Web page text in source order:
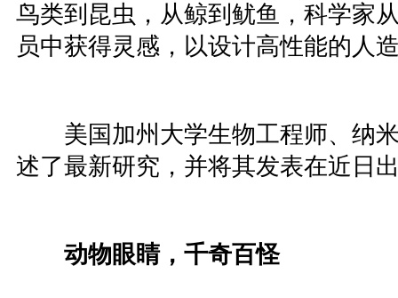
鸟类到昆虫，从鲸到鱿鱼，科学家
员中获得灵感，以设计高性能的人
美国加州大学生物工程师、纳米
述了最新研究，并将其发表在近日
动物眼睛，千奇百怪